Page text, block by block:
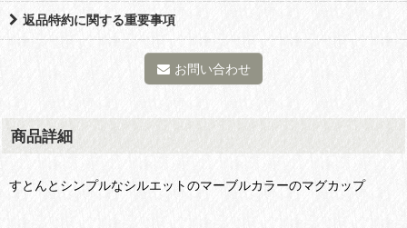
返品特約に関する重要事項
お問い合わせ
商品詳細
すとんとシンプルなシルエットのマーブルカラーのマグカップ